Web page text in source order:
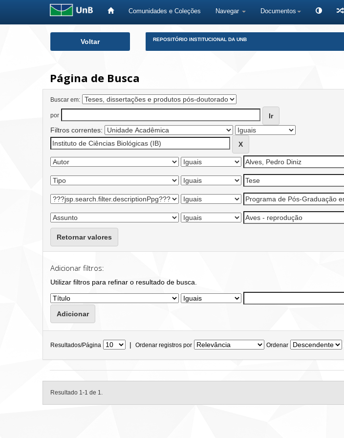
Comunidades e Coleções Navegar Documentos
Voltar REPOSITÓRIO INSTITUCIONAL DA UNB
Página de Busca
Buscar em:
por
Filtros correntes:
Retornar valores
Adicionar filtros:
Utilizar filtros para refinar o resultado de busca.
Resultados/Página | Ordenar registros por Ordenar
Resultado 1-1 de 1.